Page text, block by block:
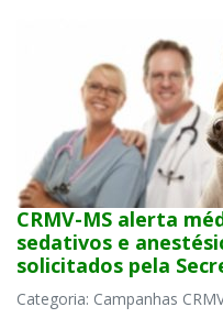
CRMV-MS alerta
sedativos e
solicitados pela
Categoria: Campanhas